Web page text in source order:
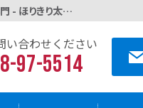
木更津市祇園の一戸建て査定依頼ありがとうございます - 木更津エリアの不動産売却なら - 売却専門 - ほりきり太郎不動産
い合わせください
97-5514
お気軽にお問い合わせ
0438-97-